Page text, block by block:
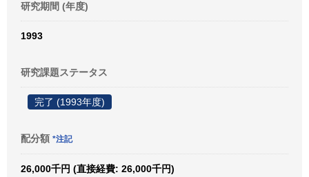
研究期間 (年度)
1993
研究課題ステータス
完了 (1993年度)
配分額 *注記
26,000千円 (直接経費: 26,000千円)